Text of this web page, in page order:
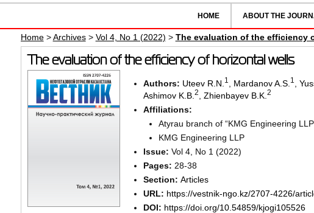
HOME ABOUT THE
Home>Archives> Vol 4, No 1 (2022) > The evaluation of the efficiency
The evaluation of the efficiency of horizontal wells
Authors: Uteev R.N. 1 Mardanov A.S. 1
Ashimov K.B. 2 Zhienbayev B.K. 2
Affiliations:
Atyrau branch of “KMG Engineering
KMG Engineering LLP
Issue: Vol 4, No 1 (2022)
Pages: 28-38
Section: Articles
URL: https://vestnik-ngo.kz/2707-4226/
DOI: https://doi.org/10.54859/kjogi105526